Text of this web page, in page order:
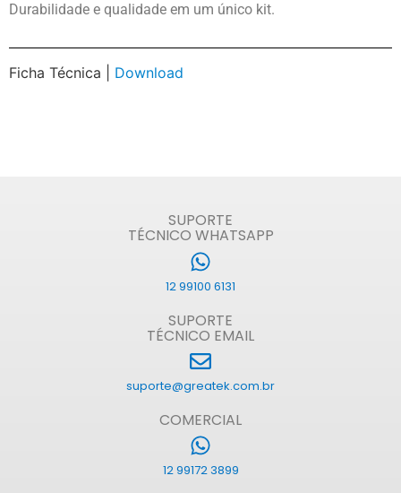
Durabilidade e qualidade em um único kit.
Ficha Técnica | Download
SUPORTE
TÉCNICO WHATSAPP
12 99100 6131
SUPORTE
TÉCNICO EMAIL
suporte@greatek.com.br
COMERCIAL
12 99172 3899